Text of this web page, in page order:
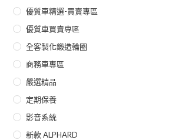
優質車精選-買賣專區
優質車買賣專區
全客製化鍛造輪圈
商務車專區
嚴選精品
定期保養
影音系統
新款 ALPHARD